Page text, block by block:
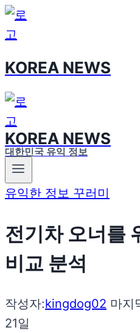
Skip
to
KOREA NEWS
KOREA NEWS
대한민국 유익 정보
유익한 정보 꾸러미
전기차 오너를
비교 분석
작성자:kingdog02 마지
21일